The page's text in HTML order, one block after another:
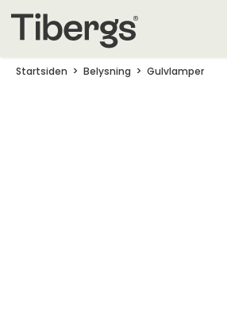
Startsiden Belysning Gulvlamper